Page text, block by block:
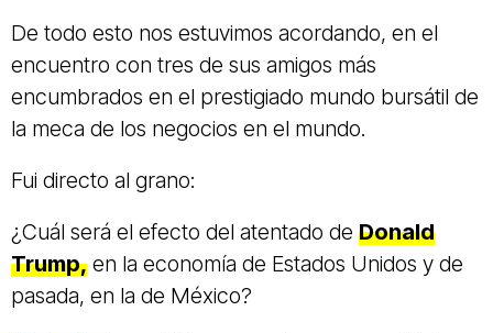
De todo esto nos estuvimos acordando, en el
encuentro con tres de sus amigos más
encumbrados en el prestigiado mundo bursátil de
la meca de los negocios en el mundo.
Fui directo al grano:
¿Cuál será el efecto del atentado de Donald
Trump, en la economía de Estados Unidos y de
pasada, en la de México?